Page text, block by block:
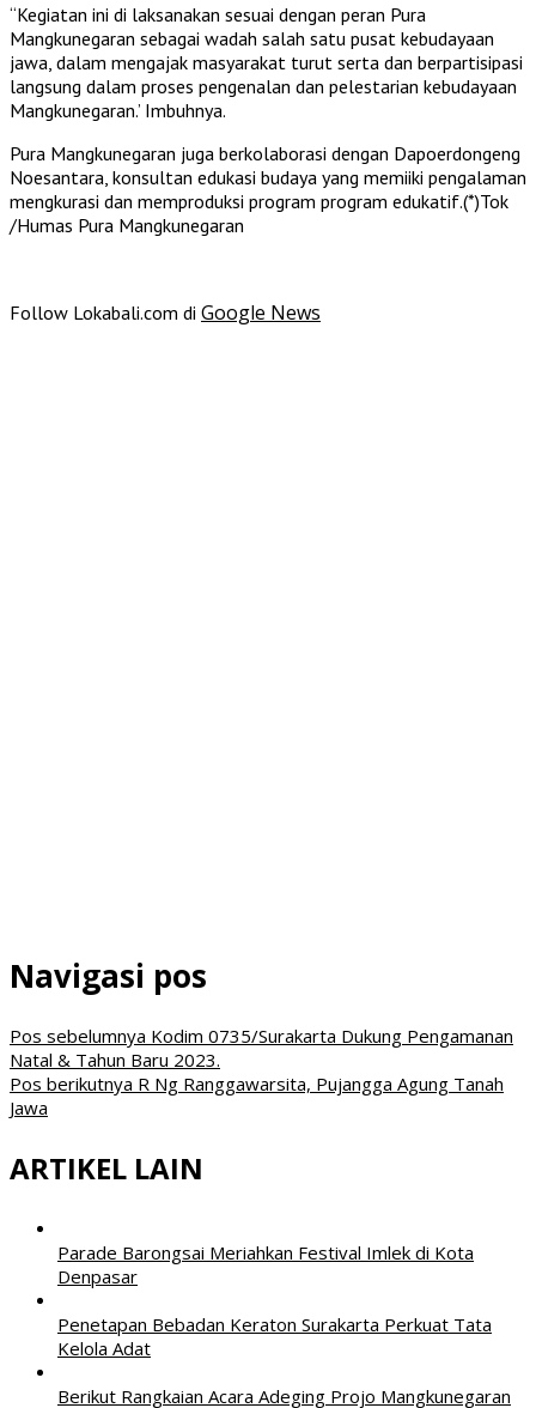
“Kegiatan ini di laksanakan sesuai dengan peran Pura
Mangkunegaran sebagai wadah salah satu pusat kebudayaan
jawa, dalam mengajak masyarakat turut serta dan berpartisipasi
langsung dalam proses pengenalan dan pelestarian kebudayaan
Mangkunegaran.’ Imbuhnya.
Pura Mangkunegaran juga berkolaborasi dengan Dapoerdongeng
Noesantara, konsultan edukasi budaya yang memiiki pengalaman
mengkurasi dan memproduksi program program edukatif.(*)Tok
/Humas Pura Mangkunegaran
Follow Lokabali.com di Google News
Navigasi pos
Pos sebelumnya Kodim 0735/Surakarta Dukung Pengamanan
Natal & Tahun Baru 2023.
Pos berikutnya R Ng Ranggawarsita, Pujangga Agung Tanah
Jawa
ARTIKEL LAIN
Parade Barongsai Meriahkan Festival Imlek di Kota
Denpasar
Penetapan Bebadan Keraton Surakarta Perkuat Tata
Kelola Adat
Berikut Rangkaian Acara Adeging Projo Mangkunegaran